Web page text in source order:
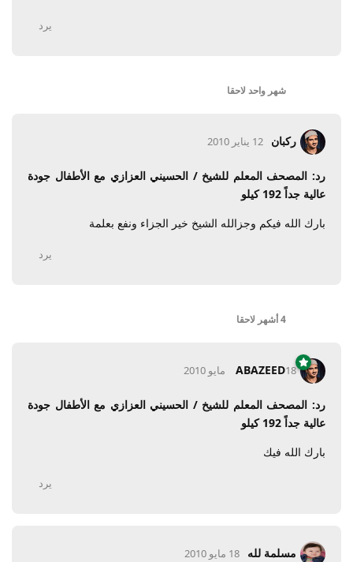
يرد
شهر واحد لاحقا
ركبان 12 يناير 2010
رد: المصحف المعلم للشيخ / الحسيني العزازي مع الأطفال جودة
عالية جداً 192 كيلو
بارك الله فيكم وجزالله الشيخ خير الجزاء ونفع بعلمة
يرد
4 أشهر لاحقا
ABAZEED18 مايو 2010
رد: المصحف المعلم للشيخ / الحسيني العزازي مع الأطفال جودة
عالية جداً 192 كيلو
بارك الله فيك
يرد
مسلمة لله 18 مايو 2010